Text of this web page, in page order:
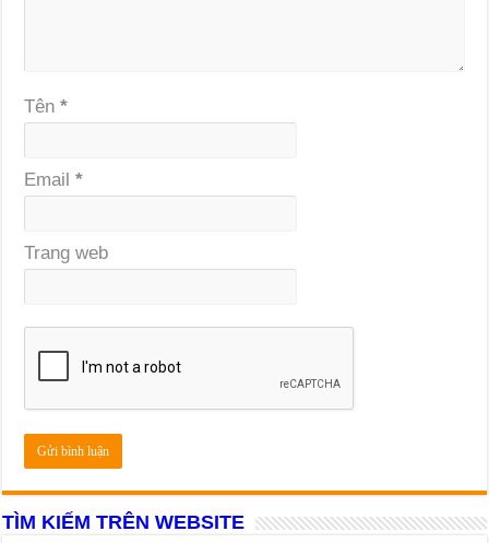
Tên*
Email*
Trang web
TÌM KIẾM TRÊN WEBSITE